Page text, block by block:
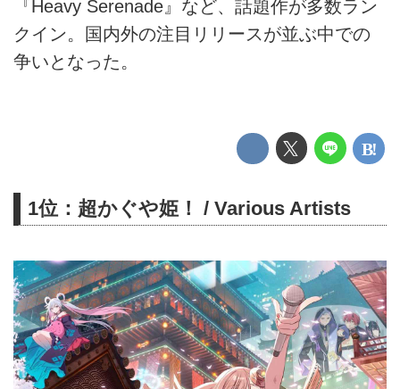
『Heavy Serenade』など、話題作が多数ラン
クイン。国内外の注目リリースが並ぶ中での
争いとなった。
1位：超かぐや姫！ / Various Artists